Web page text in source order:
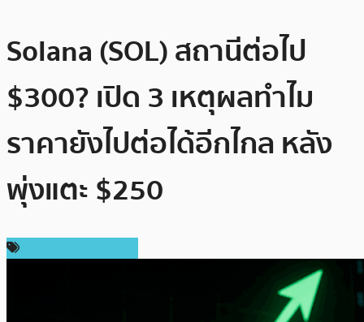
Solana (SOL) สถานีต่อไป
$300? เปิด 3 เหตุผลทำไม
ราคายังไปต่อได้อีกไกล หลัง
พุ่งแตะ $250